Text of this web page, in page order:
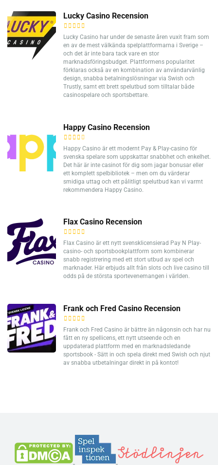
Lucky Casino Recension
Lucky Casino har under de senaste åren vuxit fram som
en av de mest välkända spelplattformarna i Sverige –
och det är inte bara tack vare en stor
marknadsföringsbudget. Plattformens popularitet
förklaras också av en kombination av användarvänlig
design, snabba betalningslösningar via Swish och
Trustly, samt ett brett spelutbud som tilltalar både
casinospelare och sportsbettare.
Happy Casino Recension
Happy Casino är ett modernt Pay & Play-casino för
svenska spelare som uppskattar snabbhet och enkelhet.
Det här är inte casinot för dig som jagar bonusar eller
ett komplett spelbibliotek – men om du värderar
smidiga uttag och ett pålitligt spelutbud kan vi varmt
rekommendera Happy Casino.
Flax Casino Recension
Flax Casino är ett nytt svensklicensierad Pay N Play-
casino- och sportsbookplattform som kombinerar
snabb registrering med ett stort utbud av spel och
marknader. Här erbjuds allt från slots och live casino till
odds på de största sportevenemangen i världen.
Frank och Fred Casino Recension
Frank och Fred Casino är bättre än någonsin och har nu
fått en ny spellicens, ett nytt utseende och en
uppdaterad plattform med en marknadsledande
sportsbook - Sätt in och spela direkt med Swish och njut
av snabba utbetalningar direkt in på kontot!